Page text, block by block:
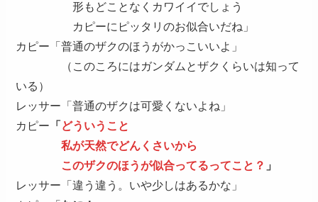
形もどことなくカワイイでしょう
カピーにピッタリのお似合いだね」
カピー「普通のザクのほうがかっこいいよ」
（このころにはガンダムとザクくらいは知って
いる）
レッサー「普通のザクは可愛くないよね」
カピー 「 どういうこと
私が天然でどんくさいから
このザクのほうが似合ってるってこと？ 」
レッサー「違う違う。いや少しはあるかな」